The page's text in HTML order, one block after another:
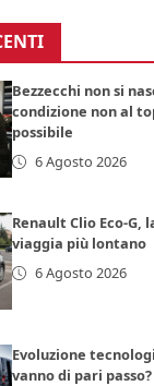
Bezzecchi non si
condizione non al
possibile
6 Agosto 2026
Renault Clio Eco-G,
viaggia più lontano
6 Agosto 2026
Evoluzione
vanno di pari passo?